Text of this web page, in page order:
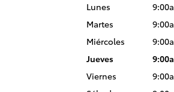
Lunes
Martes
Miércoles
Jueves
Viernes